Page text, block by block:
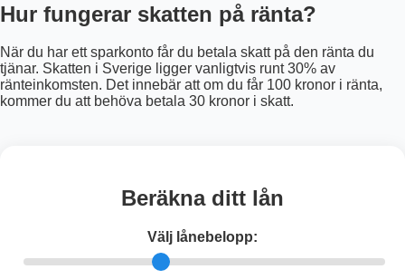
Hur fungerar skatten på ränta?
När du har ett sparkonto får du betala skatt på den ränta du
tjänar. Skatten i Sverige ligger vanligtvis runt 30% av
ränteinkomsten. Det innebär att om du får 100 kronor i ränta,
kommer du att behöva betala 30 kronor i skatt.
Beräkna ditt lån
Välj lånebelopp: